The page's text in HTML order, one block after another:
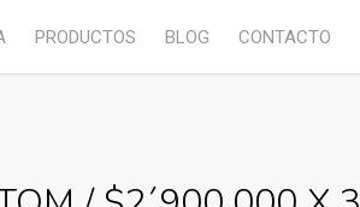
PRODUCTOS BLOG CONTACTO